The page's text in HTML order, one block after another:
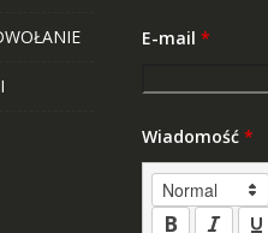
E-mail *
Wiadomość *